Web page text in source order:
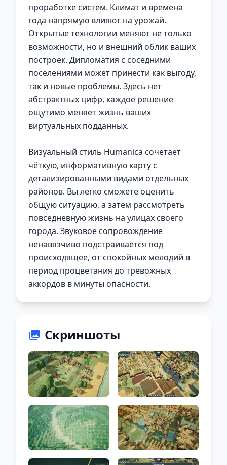
проработке систем. Климат и времена
года напрямую влияют на урожай.
Открытые технологии меняют не только
возможности, но и внешний облик ваших
построек. Дипломатия с соседними
поселениями может принести как выгоду,
так и новые проблемы. Здесь нет
абстрактных цифр, каждое решение
ощутимо меняет жизнь ваших
виртуальных подданных.
Визуальный стиль Humanica сочетает
чёткую, информативную карту с
детализированными видами отдельных
районов. Вы легко сможете оценить
общую ситуацию, а затем рассмотреть
повседневную жизнь на улицах своего
города. Звуковое сопровождение
ненавязчиво подстраивается под
происходящее, от спокойных мелодий в
период процветания до тревожных
аккордов в минуты опасности.
Скриншоты